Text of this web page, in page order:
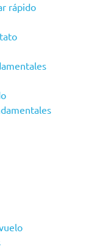
rápido